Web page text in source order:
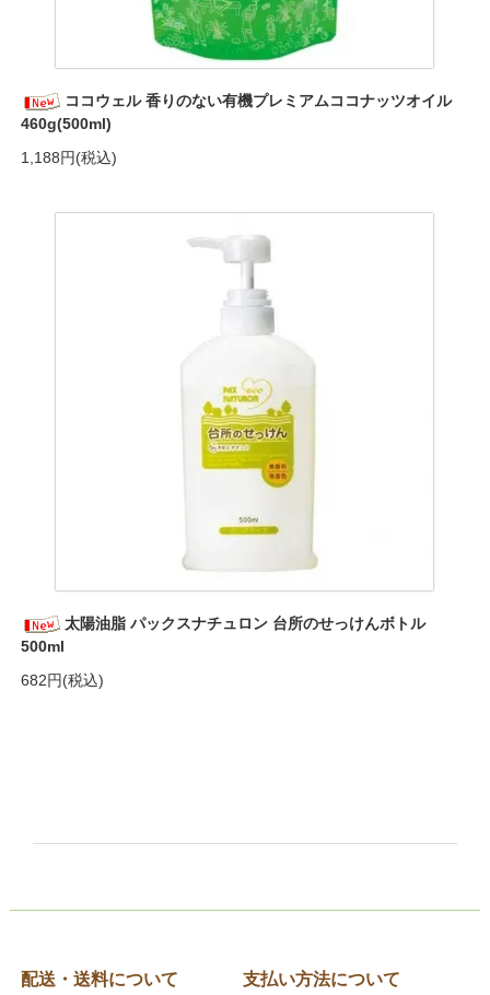
ココウェル 香りのない有機プレミアムココナッツオイル
460g(500ml)
1,188円(税込)
太陽油脂 パックスナチュロン 台所のせっけんボトル
500ml
682円(税込)
配送・送料について 支払い方法について